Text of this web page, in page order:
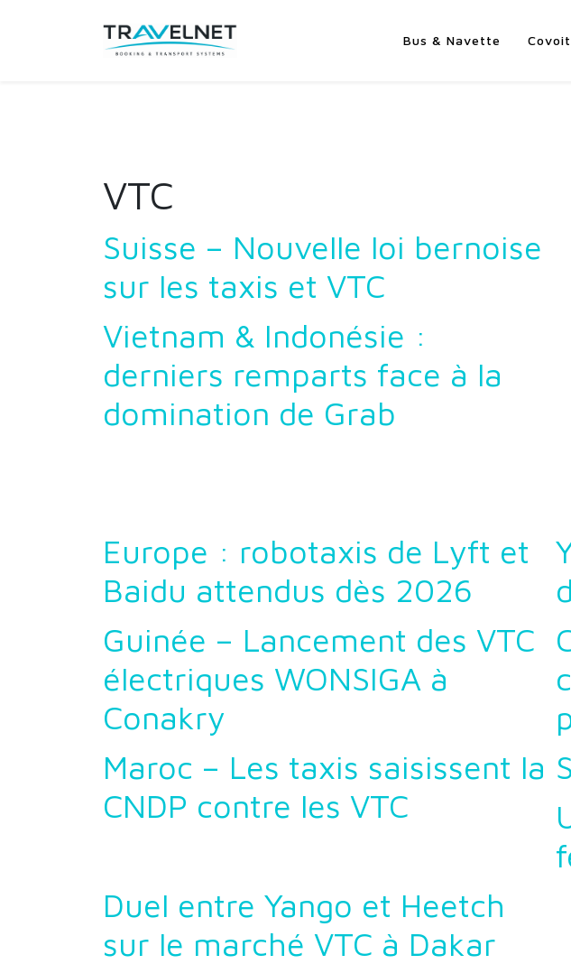
Bus & Navette
VTC
Suisse – Nouvelle loi bernoise
sur les taxis et VTC
Vietnam & Indonésie :
derniers remparts face à la
domination de Grab
Europe : robotaxis de Lyft et
Baidu attendus dès 2026
Guinée – Lancement des VTC
électriques WONSIGA à
Conakry
Maroc – Les taxis saisissent la
CNDP contre les VTC
Duel entre Yango et Heetch
sur le marché VTC à Dakar